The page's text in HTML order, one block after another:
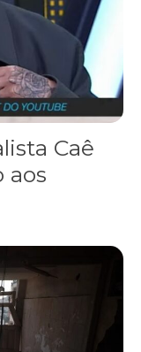
Caê
aos
da Paz